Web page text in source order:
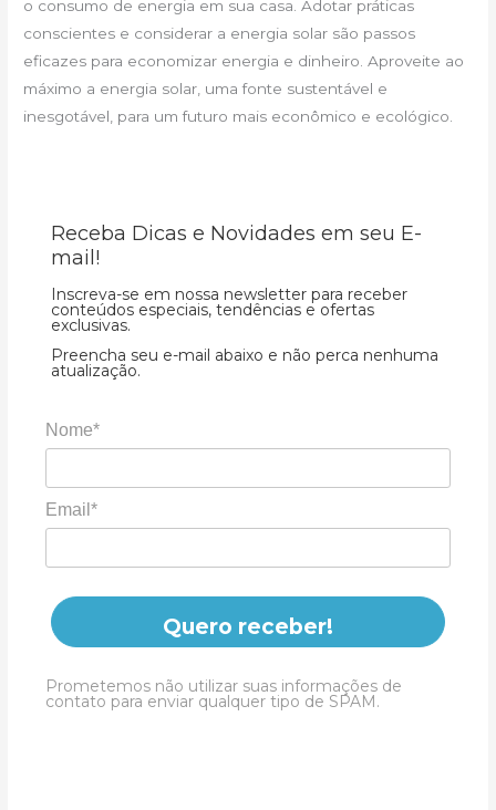
o consumo de energia em sua casa. Adotar práticas
conscientes e considerar a energia solar são passos
eficazes para economizar energia e dinheiro. Aproveite ao
máximo a energia solar, uma fonte sustentável e
inesgotável, para um futuro mais econômico e ecológico.
Receba Dicas e Novidades em seu E-
mail!
Inscreva-se em nossa newsletter para receber
conteúdos especiais, tendências e ofertas
exclusivas.
Preencha seu e-mail abaixo e não perca nenhuma
atualização.
Nome*
Email*
Quero receber!
Prometemos não utilizar suas informações de
contato para enviar qualquer tipo de SPAM.